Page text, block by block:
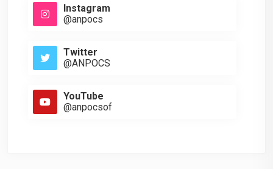
Instagram
@anpocs
Twitter
@ANPOCS
YouTube
@anpocsof